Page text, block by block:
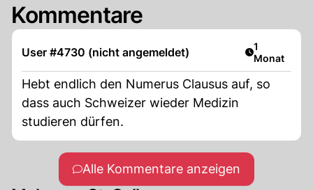
Kommentare
User #4730 (nicht angemeldet) Artikel
1
Monat
Hebt endlich den Numerus Clausus auf, so
dass auch Schweizer wieder Medizin
studieren dürfen.
Alle Kommentare anzeigen